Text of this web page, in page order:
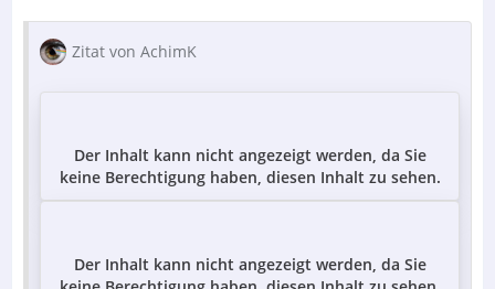
Zitat von AchimK
Der Inhalt kann nicht angezeigt werden, da Sie
keine Berechtigung haben, diesen Inhalt zu sehen.
Der Inhalt kann nicht angezeigt werden, da Sie